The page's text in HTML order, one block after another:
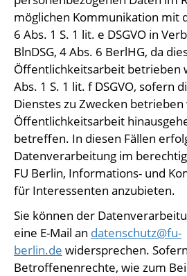
möglichen Kommunikation mit
6 Abs. 1 S. 1 lit. e DSGVO in
BlnDSG, 4 Abs. 6 BerlHG, da
Öffentlichkeitsarbeit betrieben
Abs. 1 S. 1 lit. f DSGVO, sofern
Dienstes zu Zwecken
Öffentlichkeitsarbeit
betreffen. In diesen Fällen
Datenverarbeitung im
FU Berlin, Informations- und
für Interessenten anzubieten.
Sie können der
eine E-Mail an datenschutz@fu-
berlin.de widersprechen.
Betroffenenrechte, wie zum